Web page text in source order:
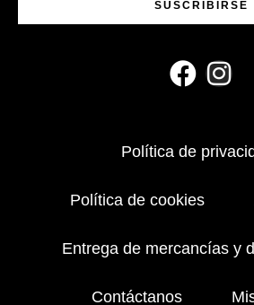
SUSCRIBIRSE
Política de
Política de cookies
Entrega de mercancías y
Contáctanos